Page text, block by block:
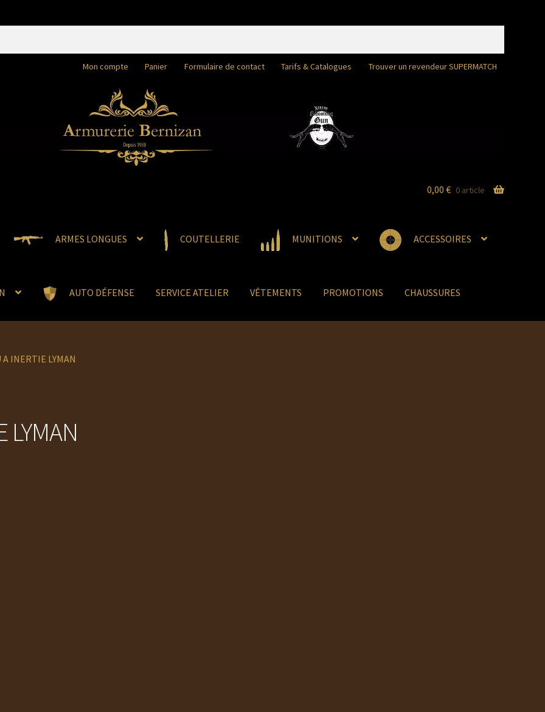
Mon compte Panier Formulaire de contact Tarifs & Catalogues Trouver un revendeur SUPERMATCH
ARMES LONGUES COUTELLERIE MUNITIONS ACCESSOIRES
AUTO DÉFENSE SERVICE ATELIER VÊTEMENTS PROMOTIONS CHAUSSURES
0,00 € 0 article
A INERTIE LYMAN
LYMAN